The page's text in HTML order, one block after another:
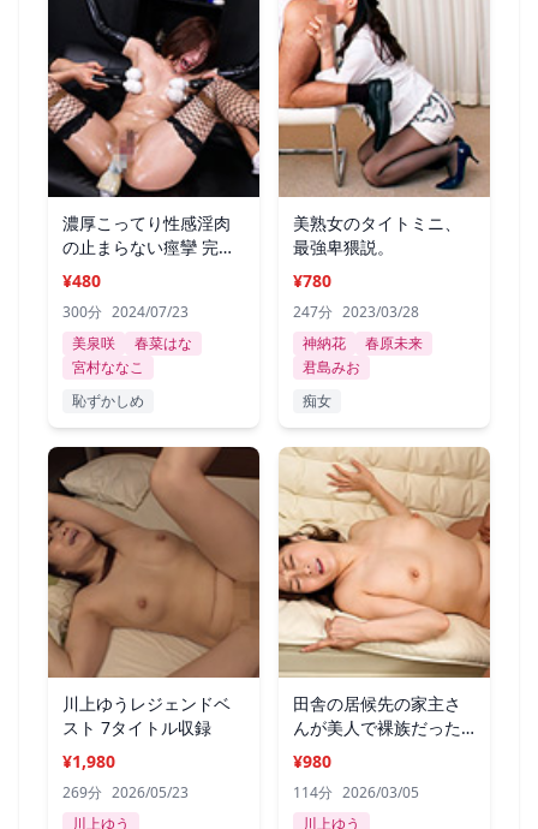
濃厚こってり性感淫肉
の止まらない痙攣 完熟
の無限発狂
¥480
300分 2024/07/23
美泉咲
春菜はな
宮村ななこ
恥ずかしめ
美熟女のタイトミニ、
最強卑猥説。
¥780
247分 2023/03/28
神納花
春原未来
君島みお
痴女
川上ゆうレジェンドベ
スト 7タイトル収録
¥1,980
269分 2026/05/23
川上ゆう
田舎の居候先の家主さ
んが美人で裸族だった
川上ゆう
¥980
114分 2026/03/05
川上ゆう